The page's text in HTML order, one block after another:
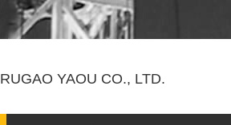
RUGAO YAOU CO., LTD.